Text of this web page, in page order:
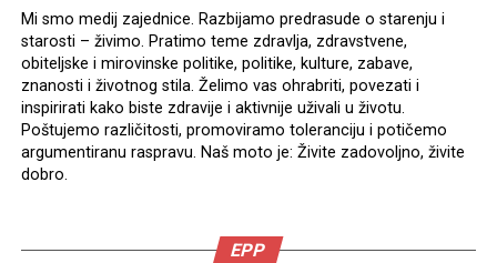
Mi smo medij zajednice. Razbijamo predrasude o starenju i
starosti – živimo. Pratimo teme zdravlja, zdravstvene,
obiteljske i mirovinske politike, politike, kulture, zabave,
znanosti i životnog stila. Želimo vas ohrabriti, povezati i
inspirirati kako biste zdravije i aktivnije uživali u životu.
Poštujemo različitosti, promoviramo toleranciju i potičemo
argumentiranu raspravu. Naš moto je: Živite zadovoljno, živite
dobro.
EPP